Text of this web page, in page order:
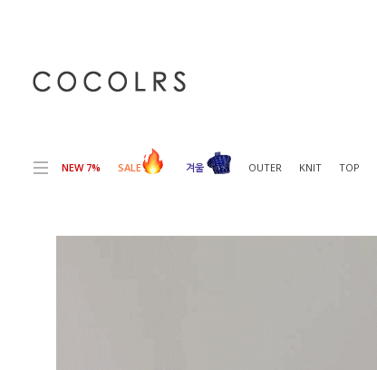
NEW 7% SALE 겨울 OUTER KNIT TOP